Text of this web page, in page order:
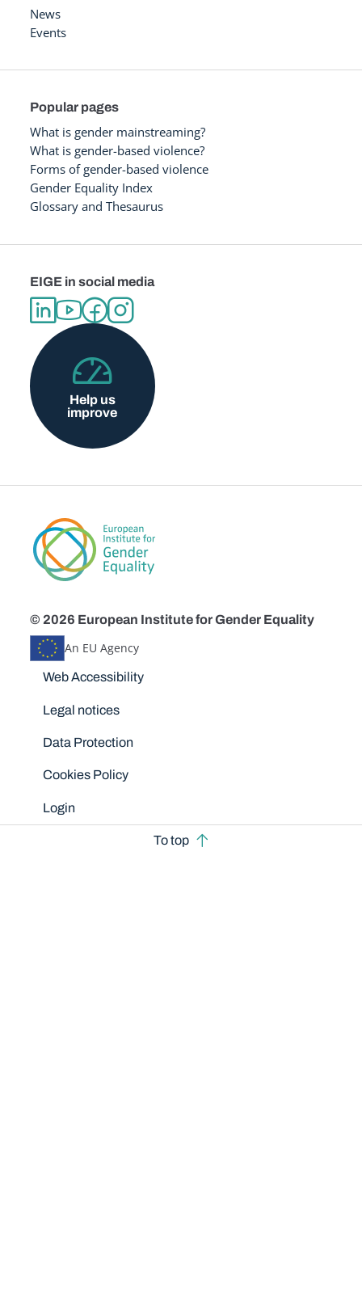
News
Events
Popular pages
What is gender mainstreaming?
What is gender-based violence?
Forms of gender-based violence
Gender Equality Index
Glossary and Thesaurus
EIGE in social media
Help us
improve
© 2026 European Institute for Gender Equality
An EU Agency
Disclaimers
Web Accessibility
Legal notices
Data Protection
Cookies Policy
Login
To top